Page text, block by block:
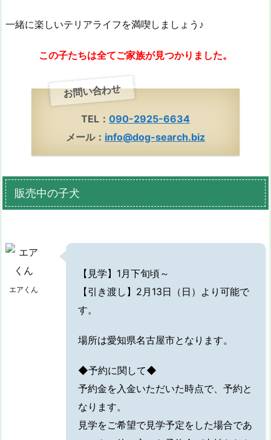
一緒に楽しいテリアライフを満喫しましょう♪
この子たちは全てご家族が見つかりました。
お問い合わせ
TEL： 090-2925-6634
メール： info@dog-search.biz
販売中の子犬
エアくん
【見学】1月下旬頃～
【引き渡し】2月13日（日）より可能で
す。
場所は愛知県名古屋市となります。
◆予約に関して◆
予約金を入金いただいた時点で、予約と
なります。
見学をご希望で見学予定をした場合であ